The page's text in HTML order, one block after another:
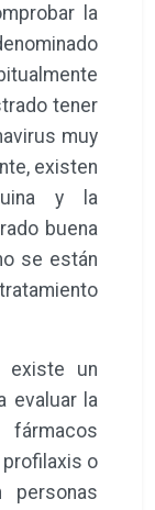
la
tener
muy
existen
y la
buena
se están
un
evaluar la
profilaxis o
personas